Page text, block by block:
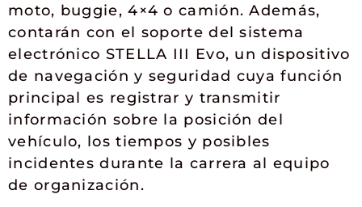
moto, buggie, 4×4 o camión. Además,
contarán con el soporte del sistema
electrónico STELLA III Evo, un dispositivo
de navegación y seguridad cuya función
principal es registrar y transmitir
información sobre la posición del
vehículo, los tiempos y posibles
incidentes durante la carrera al equipo
de organización.